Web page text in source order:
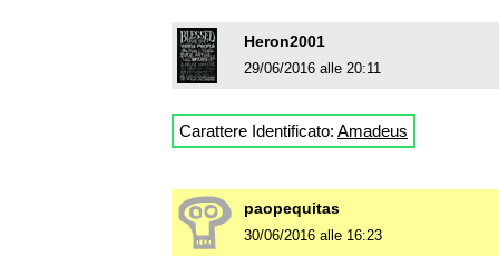
Heron2001
29/06/2016 alle 20:11
Carattere Identificato: Amadeus
paopequitas
30/06/2016 alle 16:23